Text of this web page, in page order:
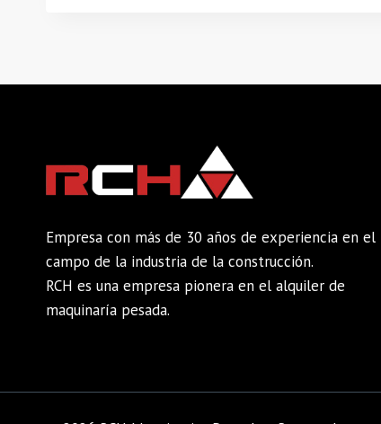
Empresa con más de 30 años de experiencia en el
campo de la industria de la construcción.
RCH es una empresa pionera en el alquiler de
maquinaría pesada.